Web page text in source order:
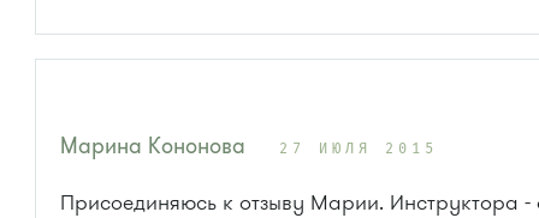
Марина Кононова 27 ИЮЛЯ 2015
Присоединяюсь к отзыву Марии. Инструктора -